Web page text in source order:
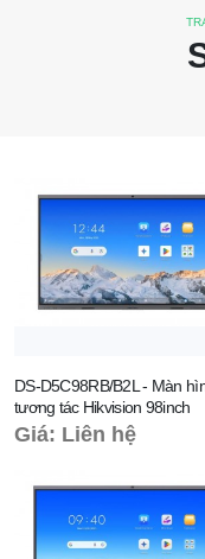
DS-D5C98RB/B2L - Màn
tương tác Hikvision 98inch
Giá: Liên hệ